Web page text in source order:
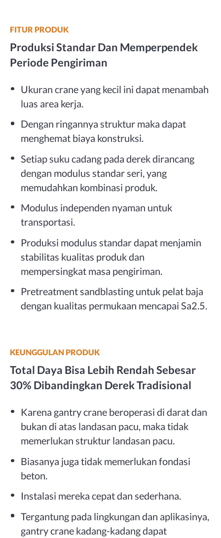
FITUR PRODUK
Produksi Standar Dan Memperpendek
Periode Pengiriman
Ukuran crane yang kecil ini dapat menambah
luas area kerja.
Dengan ringannya struktur maka dapat
menghemat biaya konstruksi.
Setiap suku cadang pada derek dirancang
dengan modulus standar seri, yang
memudahkan kombinasi produk.
Modulus independen nyaman untuk
transportasi.
Produksi modulus standar dapat menjamin
stabilitas kualitas produk dan
mempersingkat masa pengiriman.
Pretreatment sandblasting untuk pelat baja
dengan kualitas permukaan mencapai Sa2.5.
KEUNGGULAN PRODUK
Total Daya Bisa Lebih Rendah Sebesar
30% Dibandingkan Derek Tradisional
Karena gantry crane beroperasi di darat dan
bukan di atas landasan pacu, maka tidak
memerlukan struktur landasan pacu.
Biasanya juga tidak memerlukan fondasi
beton.
Instalasi mereka cepat dan sederhana.
Tergantung pada lingkungan dan aplikasinya,
gantry crane kadang-kadang dapat